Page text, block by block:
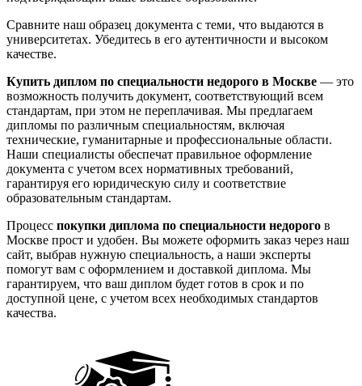
Сравните наш образец документа с теми, что выдаются в
университетах. Убедитесь в его аутентичности и высоком
качестве.
Купить диплом по специальности недорого в Москве — это
возможность получить документ, соответствующий всем
стандартам, при этом не переплачивая. Мы предлагаем
дипломы по различным специальностям, включая
технические, гуманитарные и профессиональные области.
Наши специалисты обеспечат правильное оформление
документа с учетом всех нормативных требований,
гарантируя его юридическую силу и соответствие
образовательным стандартам.
Процесс покупки диплома по специальности недорого в
Москве прост и удобен. Вы можете оформить заказ через наш
сайт, выбрав нужную специальность, а наши эксперты
помогут вам с оформлением и доставкой диплома. Мы
гарантируем, что ваш диплом будет готов в срок и по
доступной цене, с учетом всех необходимых стандартов
качества.